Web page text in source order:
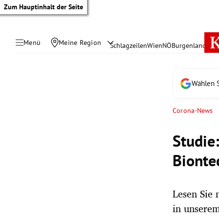
Zum Hauptinhalt der Seite
Menü Meine Region SchlagzeilenWienNÖBurgenland
Wählen
Corona-News
Lesen
in